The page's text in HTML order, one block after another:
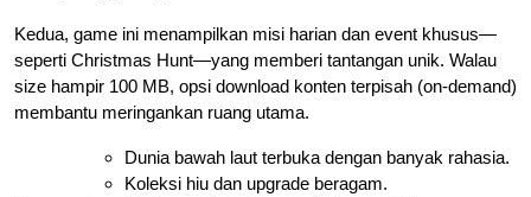
Kedua, game ini menampilkan misi harian dan event khusus—
seperti Christmas Hunt—yang memberi tantangan unik. Walau
size hampir 100 MB, opsi download konten terpisah (on-demand)
membantu meringankan ruang utama.
Dunia bawah laut terbuka dengan banyak rahasia.
Koleksi hiu dan upgrade beragam.